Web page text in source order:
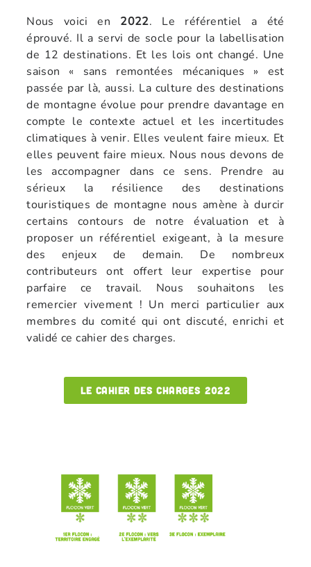
Nous voici en 2022. Le référentiel a été
éprouvé. Il a servi de socle pour la labellisation
de 12 destinations. Et les lois ont changé. Une
saison « sans remontées mécaniques » est
passée par là, aussi. La culture des destinations
de montagne évolue pour prendre davantage en
compte le contexte actuel et les incertitudes
climatiques à venir. Elles veulent faire mieux. Et
elles peuvent faire mieux. Nous nous devons de
les accompagner dans ce sens. Prendre au
sérieux la résilience des destinations
touristiques de montagne nous amène à durcir
certains contours de notre évaluation et à
proposer un référentiel exigeant, à la mesure
des enjeux de demain. De nombreux
contributeurs ont offert leur expertise pour
parfaire ce travail. Nous souhaitons les
remercier vivement ! Un merci particulier aux
membres du comité qui ont discuté, enrichi et
validé ce cahier des charges.
Le cahier des charges 2022